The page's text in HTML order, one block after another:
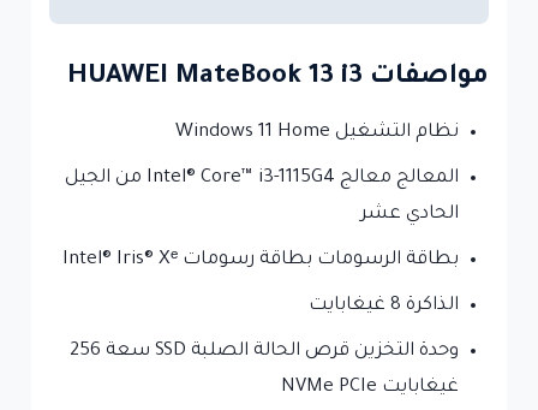
مواصفات HUAWEI MateBook 13 i3
نظام التشغيل Windows 11 Home
المعالج معالج Intel® Core™ i3-1115G4 من الجيل
الحادي عشر
بطاقة الرسومات بطاقة رسومات Intel® Iris® Xᵉ
الذاكرة 8 غيغابايت
وحدة التخزين قرص الحالة الصلبة SSD سعة 256
غيغابايت NVMe PCIe